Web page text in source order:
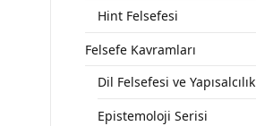
Hint Felsefesi
Felsefe Kavramları
Dil Felsefesi ve Yapısalcılık
Epistemoloji Serisi